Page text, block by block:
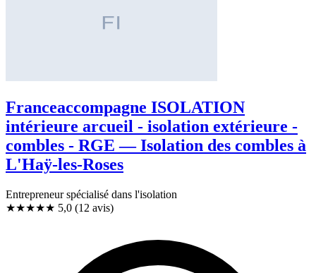
Franceaccompagne ISOLATION
intérieure arcueil - isolation extérieure -
combles - RGE — Isolation des combles à
L'Haÿ-les-Roses
Entrepreneur spécialisé dans l'isolation
★★★★★ 5,0 (12 avis)